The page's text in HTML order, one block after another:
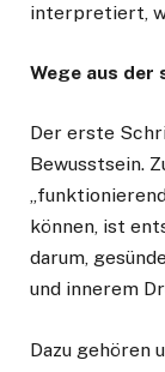
interpretiert,
Wege aus
Der erste
Bewusstsein.
können, ist
darum,
und innerem
Dazu gehören